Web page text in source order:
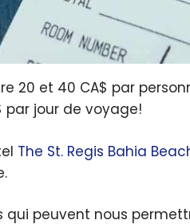
20 et 40 CA$ par
par jour de voyage!
The St. Regis Bahia
peuvent nous